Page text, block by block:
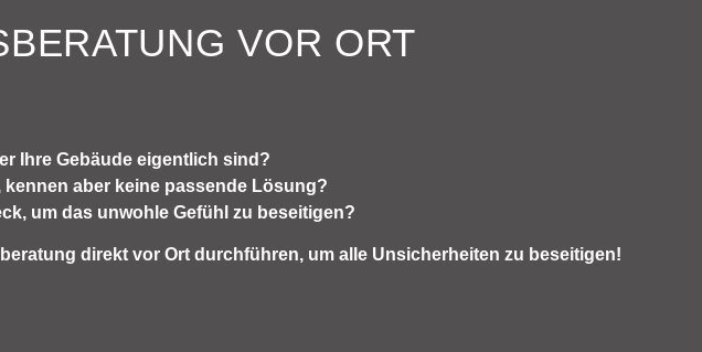
VOR ORT
Ihre Gebäude eigentlich sind?
aber keine passende Lösung?
um das unwohle Gefühl zu beseitigen?
direkt vor Ort durchführen, um alle Unsicherheiten zu beseitigen!